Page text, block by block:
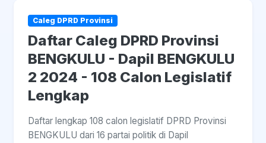
Caleg DPRD Provinsi
Daftar Caleg DPRD Provinsi
BENGKULU - Dapil BENGKULU
2 2024 - 108 Calon Legislatif
Lengkap
Daftar lengkap 108 calon legislatif DPRD Provinsi
BENGKULU dari 16 partai politik di Dapil